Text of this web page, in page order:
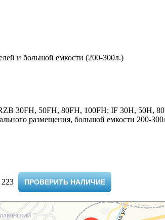
и большой емкости (200-300л.)
30FH, 50FH, 80FH, 100FH; IF 30H, 50H,
размещения, большой емкости 200-
ПРОВЕРИТЬ НАЛИЧИЕ